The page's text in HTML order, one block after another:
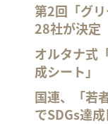
第2回「グ
28社が決定
オルタナ式
成シート」
国連、「若
でSDGs達